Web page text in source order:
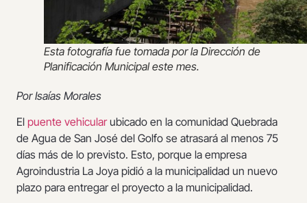
Esta fotografía fue tomada por la Dirección de
Planificación Municipal este mes.
Por Isaías Morales
El puente vehicularubicado en la comunidad Quebrada
de Agua de San José del Golfo se atrasará al menos 75
días más de lo previsto. Esto, porque la empresa
Agroindustria La Joya pidió a la municipalidad un nuevo
plazo para entregar el proyecto a la municipalidad.